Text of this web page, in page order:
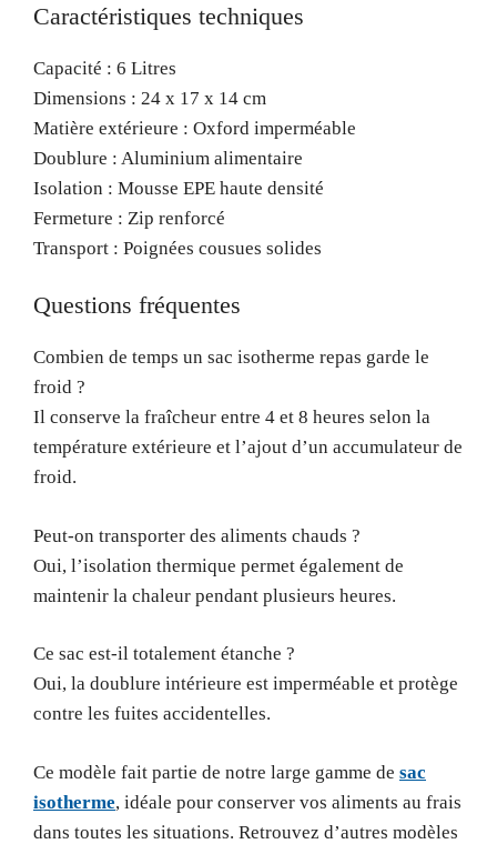
Caractéristiques techniques
Capacité : 6 Litres
Dimensions : 24 x 17 x 14 cm
Matière extérieure : Oxford imperméable
Doublure : Aluminium alimentaire
Isolation : Mousse EPE haute densité
Fermeture : Zip renforcé
Transport : Poignées cousues solides
Questions fréquentes
Combien de temps un sac isotherme repas garde le
froid ?
Il conserve la fraîcheur entre 4 et 8 heures selon la
température extérieure et l’ajout d’un accumulateur de
froid.
Peut-on transporter des aliments chauds ?
Oui, l’isolation thermique permet également de
maintenir la chaleur pendant plusieurs heures.
Ce sac est-il totalement étanche ?
Oui, la doublure intérieure est imperméable et protège
contre les fuites accidentelles.
Ce modèle fait partie de notre large gamme de sac
isotherme, idéale pour conserver vos aliments au frais
dans toutes les situations. Retrouvez d’autres modèles